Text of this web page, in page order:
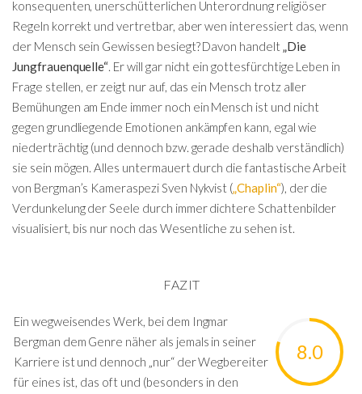
konsequenten, unerschütterlichen Unterordnung religiöser
Regeln korrekt und vertretbar, aber wen interessiert das, wenn
der Mensch sein Gewissen besiegt? Davon handelt „Die
Jungfrauenquelle“ . Er will gar nicht ein gottesfürchtige Leben in
Frage stellen, er zeigt nur auf, das ein Mensch trotz aller
Bemühungen am Ende immer noch ein Mensch ist und nicht
gegen grundliegende Emotionen ankämpfen kann, egal wie
niederträchtig (und dennoch bzw. gerade deshalb verständlich)
sie sein mögen. Alles untermauert durch die fantastische Arbeit
von Bergman’s Kameraspezi Sven Nykvist ( „Chaplin“), der die
Verdunkelung der Seele durch immer dichtere Schattenbilder
visualisiert, bis nur noch das Wesentliche zu sehen ist.
FAZIT
8.0
Ein wegweisendes Werk, bei dem Ingmar
Bergman dem Genre näher als jemals in seiner
Karriere ist und dennoch „nur“ der Wegbereiter
für eines ist, das oft und (besonders in den